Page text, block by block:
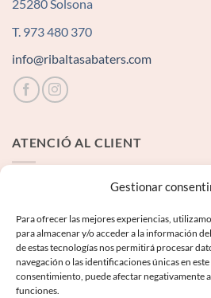
Gestionar
Para ofrecer las mejores experiencias,
para almacenar y/o acceder a la información
de estas tecnologías nos permitirá procesar
navegación o las identificaciones únicas en
consentimiento, puede afectar negativamente
funciones.
25280 Solsona
T. 973 480 370
info@ribaltasabaters.com
ATENCIÓ AL CLIENT
INFORMACIÓ LEGAL
Avís Legal